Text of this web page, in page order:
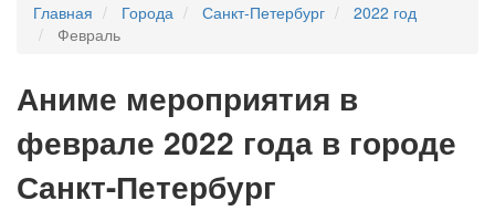
Главная Города Санкт-Петербург
2022 год
Февраль
Аниме мероприятия в
феврале 2022 года в городе
Санкт-Петербург